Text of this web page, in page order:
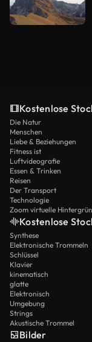
Kostenlose
Die Natur
Menschen
Liebe & Beziehungen
Fitness ist
Luftvideografie
Essen & Trinken
Reisen
Der Transport
Technologie
Zoom virtuelle
Kostenlose
Synthese
Elektronische Trommeln
Schlüssel
Klavier
kinematisch
glatte
Elektronisch
Umgebung
Strings
Akustische Trommel
Bilder